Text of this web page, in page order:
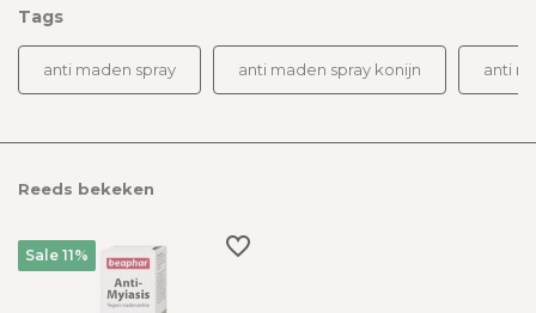
Tags
anti maden spray anti maden spray konijn anti
Reeds bekeken
Sale 11%